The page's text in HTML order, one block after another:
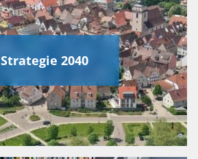
Strategie 2040